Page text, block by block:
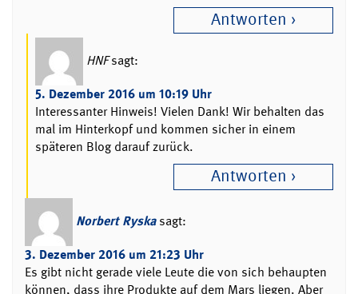
Antworten
HNF sagt:
5. Dezember 2016 um 10:19 Uhr
Interessanter Hinweis! Vielen Dank! Wir behalten das
mal im Hinterkopf und kommen sicher in einem
späteren Blog darauf zurück.
Antworten
Norbert Ryska sagt:
3. Dezember 2016 um 21:23 Uhr
Es gibt nicht gerade viele Leute die von sich behaupten
können, dass ihre Produkte auf dem Mars liegen. Aber